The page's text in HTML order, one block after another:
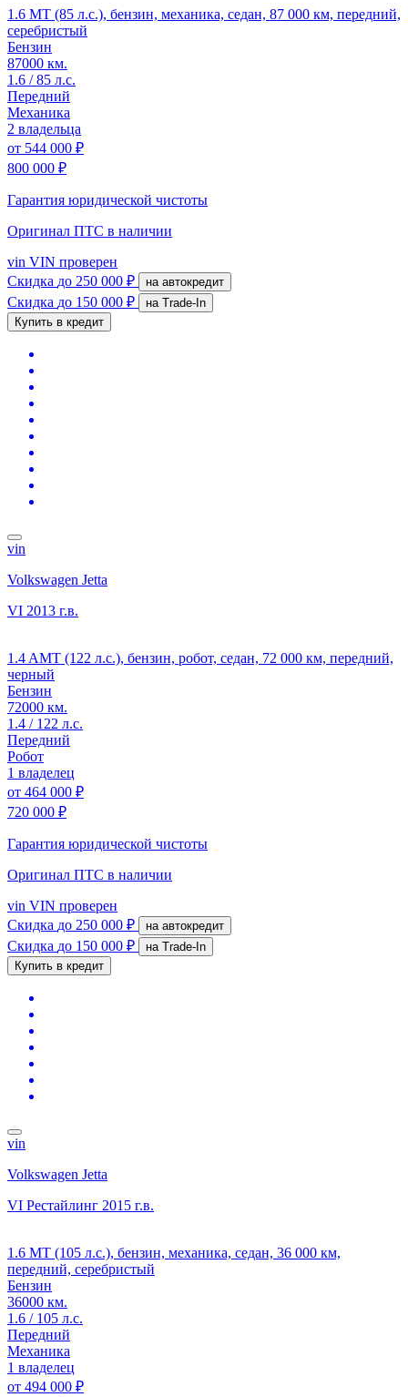
1.6 MT (85 л.с.), бензин, механика, седан, 87 000 км, передний,
серебристый
Бензин
87000 км.
1.6 / 85 л.с.
Передний
Механика
2 владельца
от 544 000 ₽
800 000 ₽
Гарантия юридической чистоты
Оригинал ПТС в наличии
vin VIN проверен
Скидка до 250 000 ₽ на автокредит
Скидка до 150 000 ₽
на Trade-In
Купить в кредит
vin
Volkswagen Jetta
VI 2013 г.в.
1.4 AMT (122 л.с.), бензин, робот, седан, 72 000 км, передний,
черный
Бензин
72000 км.
1.4 / 122 л.с.
Передний
Робот
1 владелец
от 464 000 ₽
720 000 ₽
Гарантия юридической чистоты
Оригинал ПТС в наличии
vin VIN проверен
Скидка до 250 000 ₽ на автокредит
Скидка до 150 000 ₽
на Trade-In
Купить в кредит
vin
Volkswagen Jetta
VI Рестайлинг 2015 г.в.
1.6 MT (105 л.с.), бензин, механика, седан, 36 000 км,
передний, серебристый
Бензин
36000 км.
1.6 / 105 л.с.
Передний
Механика
1 владелец
от 494 000 ₽